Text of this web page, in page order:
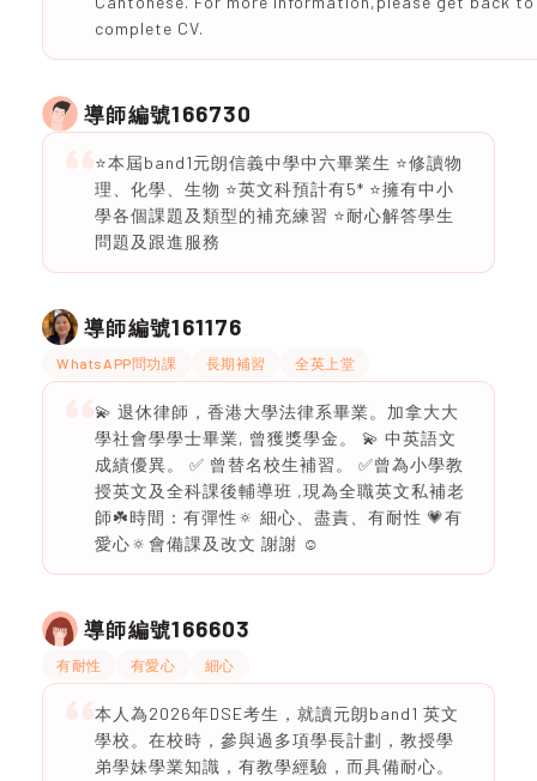
complete CV.
導師編號166730
⭐️本屆band1元朗信義中學中六畢業生 ⭐️修讀物
理、化學、生物 ⭐️英文科預計有5* ⭐️擁有中小
學各個課題及類型的補充練習 ⭐️耐心解答學生
問題及跟進服務
導師編號161176
WhatsAPP問功課 長期補習 全英上堂
💫 退休律師，香港大學法律系畢業。加拿大大
學社會學學士畢業, 曾獲獎學金。 💫 中英語文
成績優異。 ✅ 曾替名校生補習。 ✅曾為小學教
授英文及全科課後輔導班 ,現為全職英文私補老
師☘️時間：有彈性🔅 細心、盡責、有耐性 💗有
愛心🔅會備課及改文 謝謝 ☺️
導師編號166603
有耐性 有愛心 細心
本人為2026年DSE考生，就讀元朗band1 英文
學校。在校時，參與過多項學長計劃，教授學
弟學妹學業知識，有教學經驗，而具備耐心。